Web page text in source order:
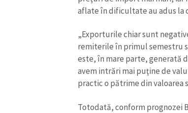
aflate în dificultate au adus la
„Exporturile chiar sunt
remiterile în primul semestru
este, în mare parte, generată
avem intrări mai puţine de
practic o pătrime din valoarea
Totodată, conform prognozei